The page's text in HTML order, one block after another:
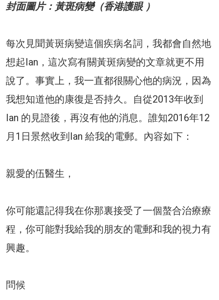
封面圖片：黃斑病變（香港護眼 ）
每次見聞黃斑病變這個疾病名詞，我都會自然地
想起Ian，這次寫有關黃斑病變的文章就更不用
說了。事實上，我一直都很關心他的病況，因為
我想知道他的康復是否持久。自從2013年收到
Ian 的見證後，再沒有他的消息。誰知2016年12
月1日景然收到Ian 給我的電郵。內容如下：
親愛的伍醫生，
你可能還記得我在你那裏接受了一個螯合治療療
程，你可能對我給我的朋友的電郵和我的視力有
興趣。
問候